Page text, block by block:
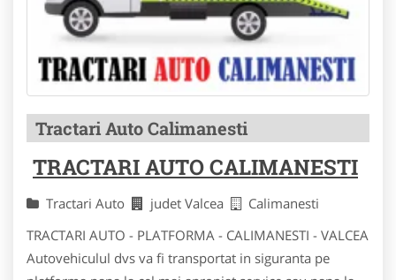
Tractari Auto Calimanesti
TRACTARI AUTO CALIMANESTI
Tractari Auto judet Valcea
Calimanesti
TRACTARI AUTO - PLATFORMA - CALIMANESTI - VALCEA
Autovehiculul dvs va fi transportat in siguranta pe